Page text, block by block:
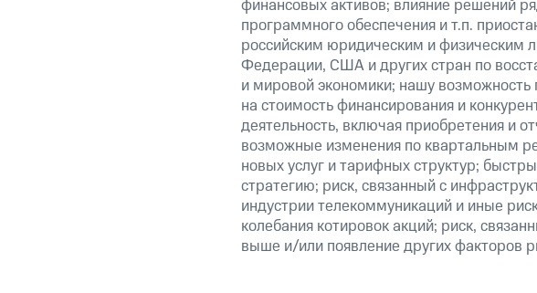
финансовых активов; влияние решений
программного обеспечения и т.п.
российским юридическим и физическим
Федерации, США и других стран по
и мировой экономики; нашу
на стоимость финансирования и
деятельность, включая приобретения и
возможные изменения по квартальным
новых услуг и тарифных структур;
стратегию; риск, связанный с
индустрии телекоммуникаций и иные
колебания котировок акций; риск,
выше и/или появление других факторов